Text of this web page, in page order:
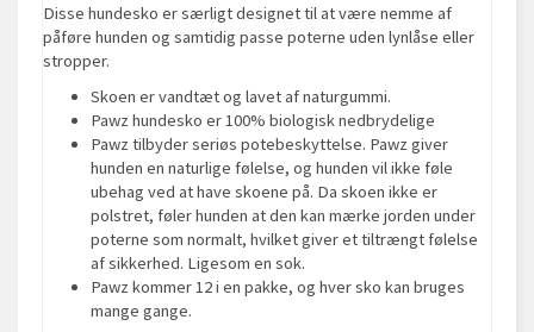
Disse hundesko er særligt designet til at være nemme af
påføre hunden og samtidig passe poterne uden lynlåse eller
stropper.
Skoen er vandtæt og lavet af naturgummi.
Pawz hundesko er 100% biologisk nedbrydelige
Pawz tilbyder seriøs potebeskyttelse. Pawz giver
hunden en naturlige følelse, og hunden vil ikke føle
ubehag ved at have skoene på. Da skoen ikke er
polstret, føler hunden at den kan mærke jorden under
poterne som normalt, hvilket giver et tiltrængt følelse
af sikkerhed. Ligesom en sok.
Pawz kommer 12 i en pakke, og hver sko kan bruges
mange gange.